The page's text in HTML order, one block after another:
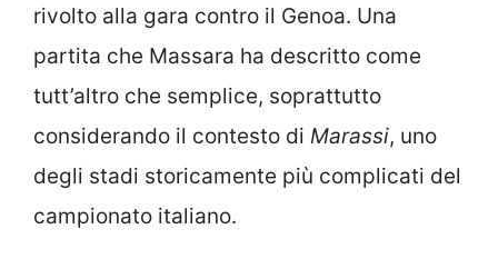
rivolto alla gara contro il Genoa. Una
partita che Massara ha descritto come
tutt’altro che semplice, soprattutto
considerando il contesto di Marassi, uno
degli stadi storicamente più complicati del
campionato italiano.